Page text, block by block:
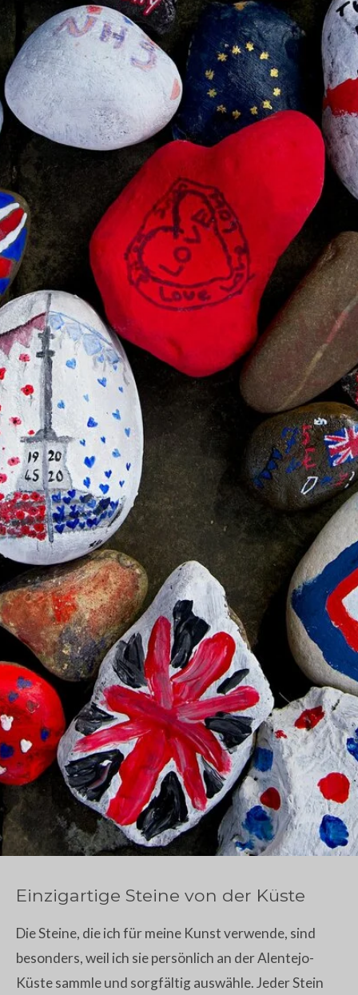
Einzigartige Steine von der Küste
Die Steine, die ich für meine Kunst verwende, sind
besonders, weil ich sie persönlich an der Alentejo-
Küste sammle und sorgfältig auswähle. Jeder Stein